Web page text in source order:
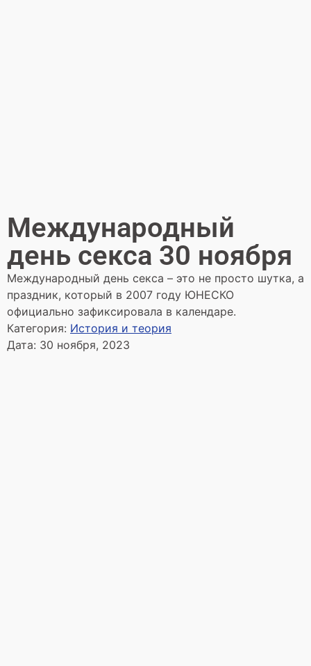
Международный
день секса 30 ноября
Международный день секса – это не просто шутка, а
праздник, который в 2007 году ЮНЕСКО
официально зафиксировала в календаре.
Категория: История и теория
Дата: 30 ноября, 2023